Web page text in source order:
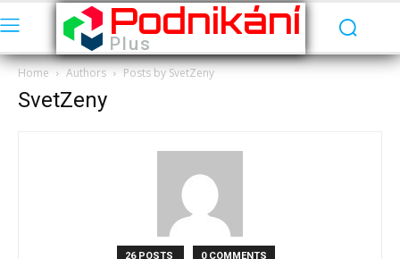
Podnikání
Plus
Home Authors Posts by SvetZeny
SvetZeny
26 POSTS 0 COMMENTS